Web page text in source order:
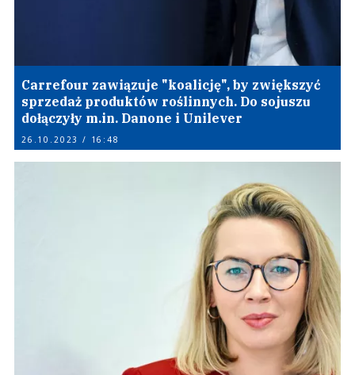
Carrefour zawiązuje "koalicję", by zwiększyć
sprzedaż produktów roślinnych. Do sojuszu
dołączyły m.in. Danone i Unilever
26.10.2023 / 16:48